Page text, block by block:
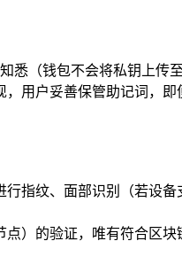
悉（钱包不会将私钥上
用户妥善保管助记词，
指纹、面部识别（若设
）的验证，唯有符合区